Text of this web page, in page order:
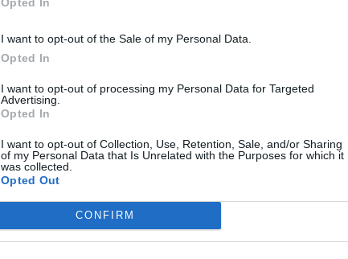
I want to opt-out of the Sale of my Personal Data.
Opted In
I want to opt-out of processing my Personal Data for Targeted
Advertising.
Opted In
I want to opt-out of Collection, Use, Retention, Sale, and/or Sharing
of my Personal Data that Is Unrelated with the Purposes for which it
was collected.
Opted Out
CONFIRM